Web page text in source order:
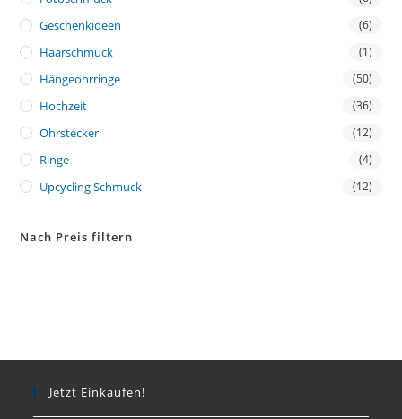
Geschenkideen (6)
Haarschmuck (1)
Hängeohrringe (50)
Hochzeit (36)
Ohrstecker (12)
Ringe (4)
Upcycling Schmuck (12)
Nach Preis filtern
Jetzt Einkaufen!